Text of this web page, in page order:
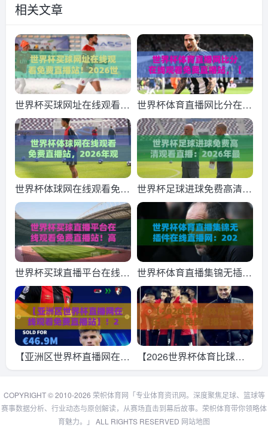
相关文章
世界杯买球网址在线观看免
费直播站！2026世界杯观
赛新姿势（世界杯买球网址
在线观看免费直播站）你ge
t了吗？
世界杯体育直播网比分在线
观看免费直播站，【世界杯
体育直播网比分在线观看免
费直播站】2026年球迷必
备指南
世界杯体球网在线观看免费
直播站，2026年观赛新选
择！
世界杯足球进球免费高清观
看直播：2026年最全观赛
指南+技术解析
世界杯买球直播平台在线观
看免费直播站！高清流畅新
体验（世界杯买球直播平
台）2026年观赛指南
世界杯体育直播集锦无插件
在线直播网：2026年球迷
的私房观赛指南
【亚洲区世界杯直播网在线
观看免费直播站】！2026
年看球攻略与避坑指南
【2026世界杯体育比球在
线观看免费直播站】：真球
迷的免费观赛指南
COPYRIGHT © 2010-2026 荣帜体育网「专业体育资讯网。深度聚焦足球、篮球等
赛事数据分析、行业动态与原创解读，从赛场直击到幕后故事。荣帜体育带你领略体
育魅力。」
ALL RIGHTS RESERVED 网站地图